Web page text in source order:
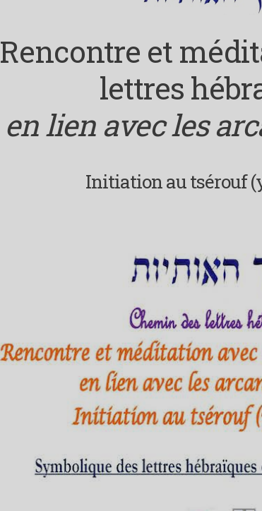
Rencontre et
lettres
en lien avec les
Initiation au tsérouf